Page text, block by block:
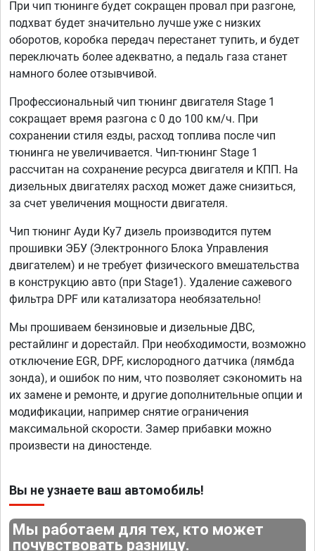
При чип тюнинге будет сокращен провал при разгоне,
подхват будет значительно лучше уже с низких
оборотов, коробка передач перестанет тупить, и будет
переключать более адекватно, а педаль газа станет
намного более отзывчивой.
Профессиональный чип тюнинг двигателя Stage 1
сокращает время разгона с 0 до 100 км/ч. При
сохранении стиля езды, расход топлива после чип
тюнинга не увеличивается. Чип-тюнинг Stage 1
рассчитан на сохранение ресурса двигателя и КПП. На
дизельных двигателях расход может даже снизиться,
за счет увеличения мощности двигателя.
Чип тюнинг Ауди Ку7 дизель производится путем
прошивки ЭБУ (Электронного Блока Управления
двигателем) и не требует физического вмешательства
в конструкцию авто (при Stage1). Удаление сажевого
фильтра DPF или катализатора необязательно!
Мы прошиваем бензиновые и дизельные ДВС,
рестайлинг и дорестайл. При необходимости, возможно
отключение EGR, DPF, кислородного датчика (лямбда
зонда), и ошибок по ним, что позволяет сэкономить на
их замене и ремонте, и другие дополнительные опции и
модификации, например снятие ограничения
максимальной скорости. Замер прибавки можно
произвести на диностенде.
Вы не узнаете ваш автомобиль!
Мы работаем для тех, кто может
почувствовать разницу.